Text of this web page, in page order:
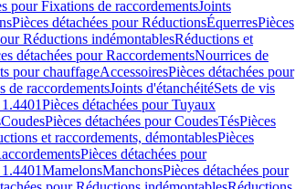
pour Fixations de raccordementsJoints
Pièces détachées pour RéductionsÉquerresPièces
Réductions indémontablesRéductions et
détachées pour RaccordementsNourrices de
pour chauffageAccessoiresPièces détachées pour
de raccordementsJoints d'étanchéitéSets de vis
Pièces détachées pour Tuyaux
CoudesPièces détachées pour CoudesTésPièces
et raccordements, démontablesPièces
Pièces détachées pour
MamelonsManchonsPièces détachées pour